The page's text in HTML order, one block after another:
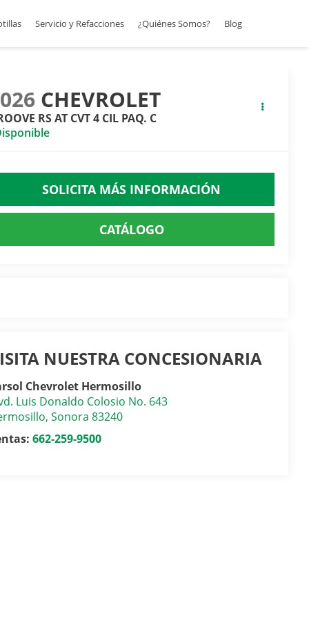
Servicio y Refacciones ¿Quiénes Somos? Blog
CHEVROLET
RS AT CVT 4 CIL PAQ. C
SOLICITA MÁS INFORMACIÓN
CATÁLOGO
NUESTRA CONCESIONARIA
Chevrolet Hermosillo
Luis Donaldo Colosio No. 643
,Sonora 83240
662-259-9500